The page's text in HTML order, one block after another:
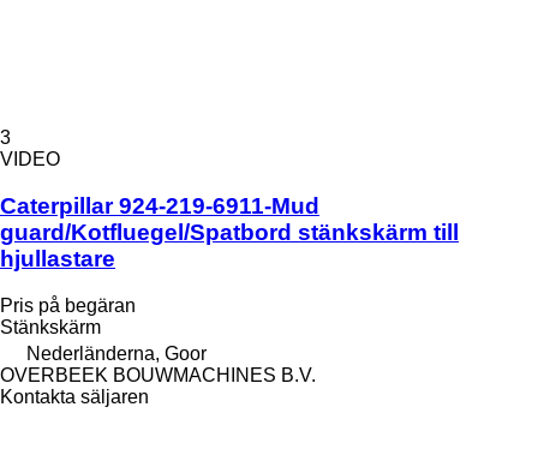
3
VIDEO
Caterpillar 924-219-6911-Mud
guard/Kotfluegel/Spatbord stänkskärm till
hjullastare
Pris på begäran
Stänkskärm
Nederländerna, Goor
OVERBEEK BOUWMACHINES B.V.
Kontakta säljaren